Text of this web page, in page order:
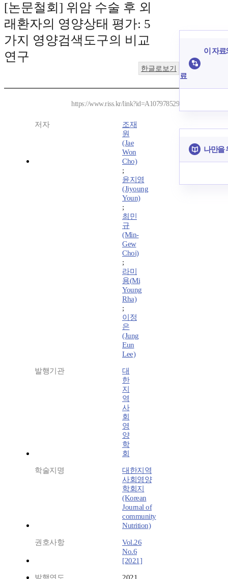
[논문철회] 위암 수술 후 외
래환자의 영양상태 평가: 5
가지 영양검색도구의 비교
연구
한글로보기
https://www.riss.kr/link?id=A107978529
저자
조재
원
(Jae
Won
Cho)
;
윤지영
(Jiyoung
Youn)
;
최민
규
(Min-
Gew
Choi)
;
라미
용(Mi
Young
Rha)
;
이정
은
(Jung
Eun
Lee)
발행기관
대
한
지
역
사
회
영
양
학
회
학술지명
대한지역
사회영양
학회지
(Korean
Journal of
community
Nutrition)
권호사항
Vol.26
No.6
[2021]
이 자료
료
나만을